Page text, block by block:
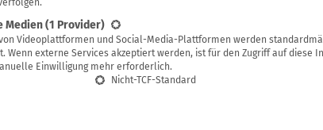
Medien(1 Provider)
Videoplattformen und Social-Media-Plattformen werden
Wenn externe Services akzeptiert werden, ist für den Zugriff auf diese
Einwilligung mehr erforderlich.
Nicht-TCF-Standard